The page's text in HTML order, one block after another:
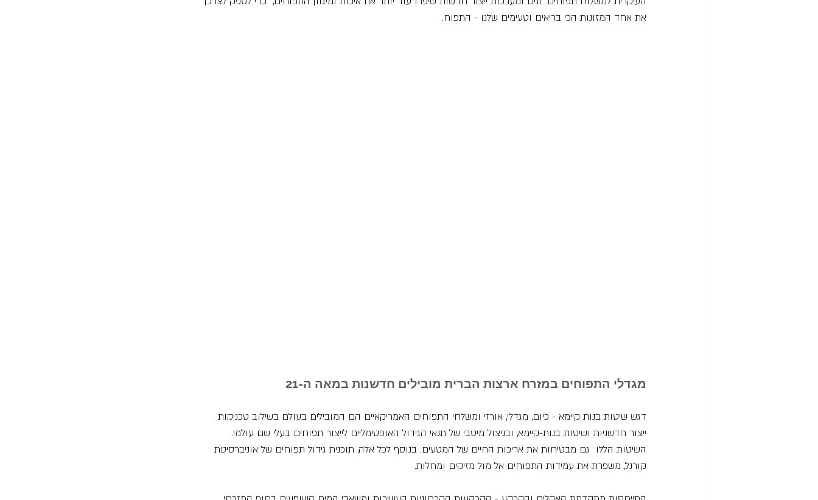
את אחד המזונות הכי בריאים וטעימים שלנו - התפוח.
מגדלי התפוחים במזרח ארצות הברית מובילים חדשנות במאה ה-21
דגש שיטות בנות קיימא - כיום, מגדלי, אורזי ומשלחי התפוחים האמריקאיים הם המובילים בעולם בשילוב טכניקות
ייצור חדשניות ושיטות בנות-קיימא, ובניצול מיטבי של תנאי הגידול האופטימליים לייצור תפוחים בעלי שם עולמי.
השיטות הללו  גם מבטיחות את אריכות החיים של המטעים. בנוסף לכל אלה, תוכנית גידול תפוחים של אוניברסיטת
קורנל, משפרת את עמידות התפוחים אל מול מזיקים ומחלות.